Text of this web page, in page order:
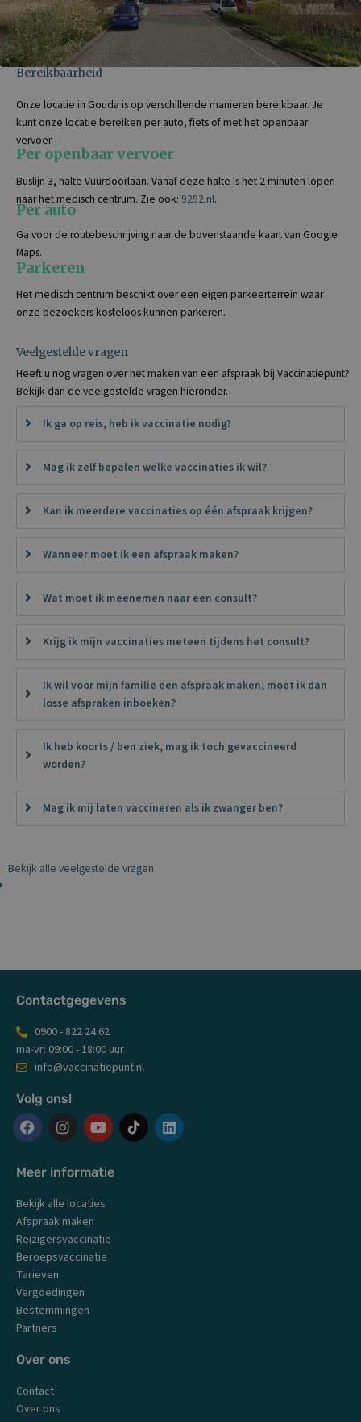
Bereikbaarheid
Onze locatie in Gouda is op verschillende manieren bereikbaar. Je
kunt onze locatie bereiken per auto, fiets of met het openbaar
vervoer.
Per openbaar vervoer
Buslijn 3, halte Vuurdoorlaan. Vanaf deze halte is het 2 minuten lopen
naar het medisch centrum. Zie ook: 9292.nl.
Per auto
Ga voor de routebeschrijving naar de bovenstaande kaart van Google
Maps.
Parkeren
Het medisch centrum beschikt over een eigen parkeerterrein waar
onze bezoekers kosteloos kunnen parkeren.
Veelgestelde vragen
Heeft u nog vragen over het maken van een afspraak bij Vaccinatiepunt?
Bekijk dan de veelgestelde vragen hieronder.
Ik ga op reis, heb ik vaccinatie nodig?
Mag ik zelf bepalen welke vaccinaties ik wil?
Kan ik meerdere vaccinaties op één afspraak krijgen?
Wanneer moet ik een afspraak maken?
Wat moet ik meenemen naar een consult?
Krijg ik mijn vaccinaties meteen tijdens het consult?
Ik wil voor mijn familie een afspraak maken, moet ik dan
losse afspraken inboeken?
Ik heb koorts / ben ziek, mag ik toch gevaccineerd
worden?
Mag ik mij laten vaccineren als ik zwanger ben?
Bekijk alle veelgestelde vragen
Contactgegevens
0900 - 822 24 62
ma-vr: 09:00 - 18:00 uur
info@vaccinatiepunt.nl
Volg ons!
F
c
e
b
o
o
k
I
s
t
a
g
r
a
m
Y
u
t
b
L
Meer informatie
Bekijk alle locaties
Afspraak maken
Reizigersvaccinatie
Beroepsvaccinatie
Tarieven
Vergoedingen
Bestemmingen
Partners
Over ons
Contact
Over ons